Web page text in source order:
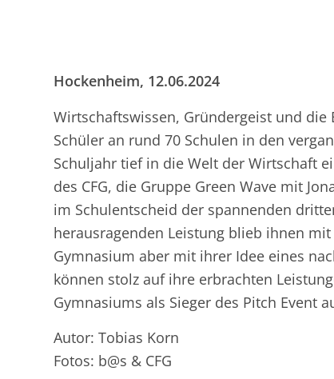
Hockenheim, 12.06.2024
Wirtschaftswissen, Gründergeist und
Schüler an rund 70 Schulen in den
Schuljahr tief in die Welt der Wirtschaft
des CFG, die Gruppe Green Wave mit
im Schulentscheid der spannenden
herausragenden Leistung blieb ihnen
Gymnasium aber mit ihrer Idee eines
können stolz auf ihre erbrachten
Gymnasiums als Sieger des Pitch Event
Autor: Tobias Korn
Fotos: b@s & CFG